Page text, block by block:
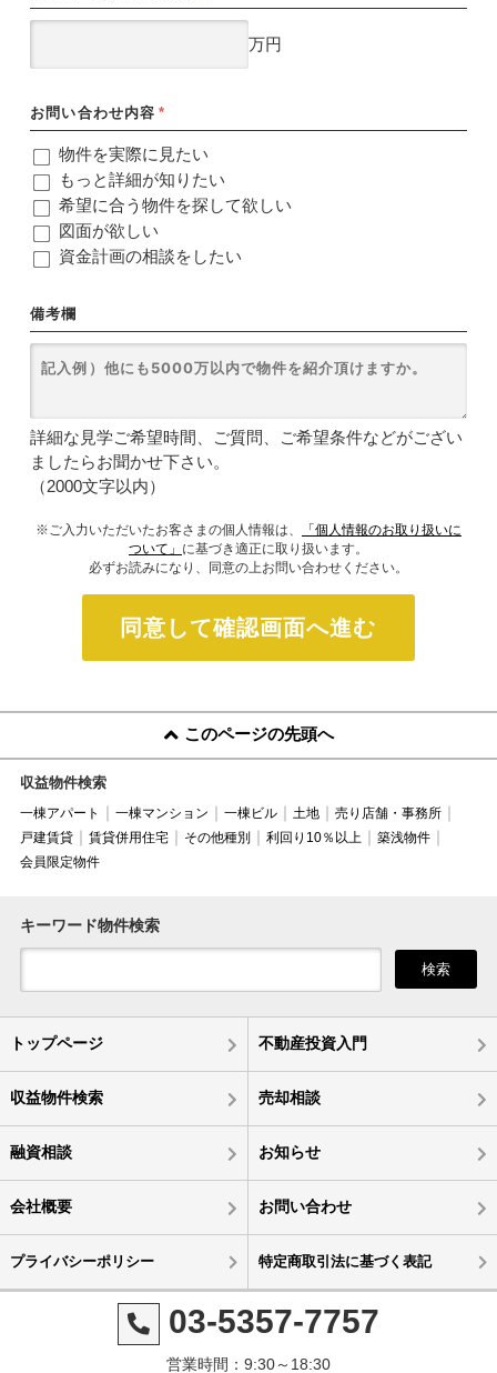
万円
お問い合わせ内容 *
物件を実際に見たい
もっと詳細が知りたい
希望に合う物件を探して欲しい
図面が欲しい
資金計画の相談をしたい
備考欄
詳細な見学ご希望時間、ご質問、ご希望条件などがござい
ましたらお聞かせ下さい。
（2000文字以内）
※ご入力いただいたお客さまの個人情報は、
「個人情報のお取り扱いに
ついて」 に基づき適正に取り扱います。
必ずお読みになり、同意の上お問い合わせください。
同意して確認画面へ進む
このページの先頭へ
収益物件検索
一棟アパート 一棟マンション 一棟ビル 土地
売り店舗・事務所
戸建賃貸
賃貸併用住宅 その他種別 利回り10％以上
築浅物件
会員限定物件
キーワード物件検索
検索
トップページ 不動産投資入門
収益物件検索 売却相談
融資相談 お知らせ
会社概要 お問い合わせ
プライバシーポリシー 特定商取引法に基づく表記
03-5357-7757
営業時間：9:30～18:30